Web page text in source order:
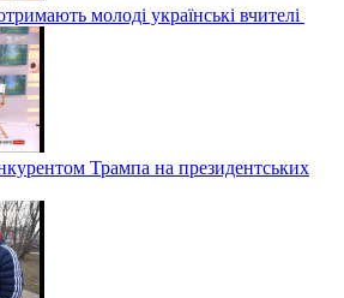
молоді українські вчителі
Трампа на президентських